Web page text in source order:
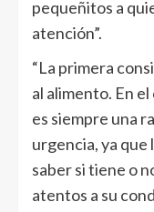
pequeñitos a
atención”.
“La primera
al alimento. En
es siempre una
urgencia, ya
saber si tiene o
atentos a su